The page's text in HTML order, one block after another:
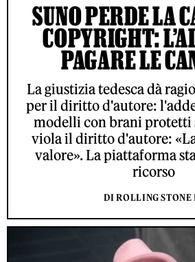
SUNO PERDE LA
COPYRIGHT:
PAGARE LE
La giustizia tedesca dà
per il diritto d'autore:
modelli con brani protetti
viola il diritto d'autore:
valore». La piattaforma
ricorso
DI ROLLING STONE